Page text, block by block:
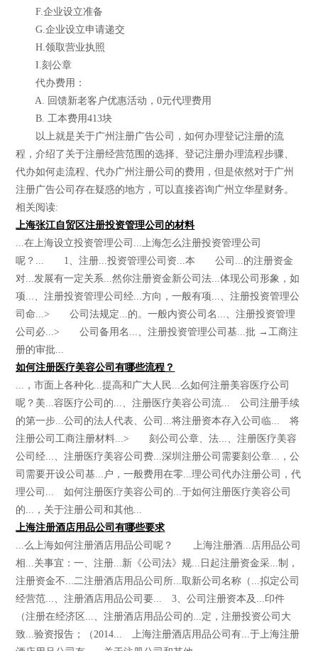
F.企业设立准备
G.企业设立申请递交
H.领取营业执照
I.刻公章
代办费用：
A. 回馈新老客户优惠活动，0元代理费用
B. 工本费用413块
以上就是关于广州注册广告公司，如何办理登记注册的流
程，介绍了关于注册经营范围的选择、登记注册办理流程步骤、
代办如何走流程、代办广州注册公司的费用，但是依然对于广州
注册广告公司存在疑惑的地方，可以直接咨询广州立华星财务。
相关阅读:
上海张江自贸区注册投资管理公司的材料
...在上海设立投资管理公司...上海怎么注册投资管理公司
呢？... 1、注册...投资管理公司资...本 公司...的注册资金
对...发展有一定关系...然你注册资金新公司法...体现公司形象，如
项...、注册投资管理公司经...方向，一般有项...、注册投资管理公
司命...> 公司法规定...的。一般内资公司名...、注册投资管理
公司必...> 公司备用名...、注册投资管理公司基...批 →工商注
册的审批...
如何注册医疗美容公司有哪些流程？
...，市面上各种化...提高和广大人民...么如何注册美容医疗公司
呢？美...容医疗公司的...、注册医疗美容公司流... 公司注册手续
的第一步...公司的法人代表、公司...将注册资本存入公司临... 将
注册公司工商注册材料...> 刻公司公章、法...、注册医疗美容
公司经...、注册医疗美容公司费...深圳注册公司需要刻公章...，公
司需要开设公司基...户，一般费用在零...理公司代办注册公司，代
理公司... 如何注册医疗美容公司的...于如何注册医疗美容公司
的...，关于注册公司和其他...
上海注册酒店用品公司有哪些要求
...么上海如何注册酒店用品公司呢？ 上海注册酒...店用品公司
相...关事宜：一、注册...新《公司法》规...日起注册资金采...制，
注册资金不...二注册酒店用品公司所...取新公司名称（...拟定公司
经营范...、注册酒店用品公司要... 3、公司注册资本及...印件
（注册在经济区...、注册酒店用品公司的...定，注册投资公司大
致...验资报告；（2014... 上海注册酒店用品公司有...于上海注册